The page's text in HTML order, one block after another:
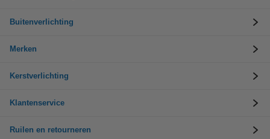
Buitenverlichting
Merken
Kerstverlichting
Klantenservice
Ruilen en retourneren